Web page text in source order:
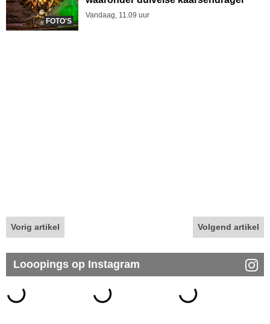
FOTO'S
Vandaag, 11.09 uur
Vorig artikel Volgend artikel
Looopings op Instagram